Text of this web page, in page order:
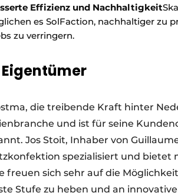
Effizienz und Nachhaltigkeit
es SolFaction, nachhaltiger zu
zu verringern.
die treibende Kraft hinter
und ist für seine
Jos Stoit, Inhaber von
spezialisiert und bietet
freuen sich sehr auf die
Stufe zu heben und an